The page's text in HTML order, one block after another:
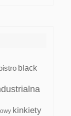
bistro black
kinkiety